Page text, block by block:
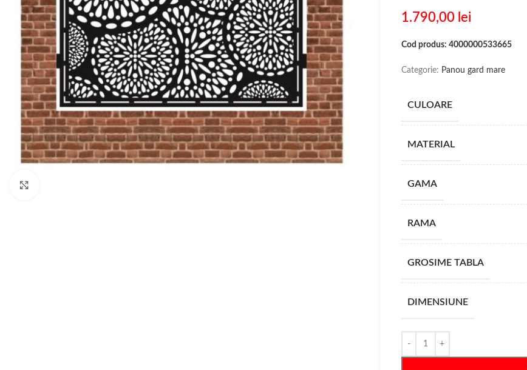
1.790,00 lei
Cod produs: 4000000533665
Categorie: Panou gard mare
CULOARE
MATERIAL
GAMA
RAMA
GROSIME TABLA
DIMENSIUNE